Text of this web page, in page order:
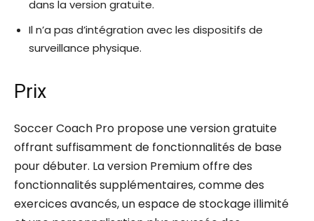
dans la version gratuite.
Il n’a pas d’intégration avec les dispositifs de
surveillance physique.
Prix
Soccer Coach Pro propose une version gratuite
offrant suffisamment de fonctionnalités de base
pour débuter. La version Premium offre des
fonctionnalités supplémentaires, comme des
exercices avancés, un espace de stockage illimité